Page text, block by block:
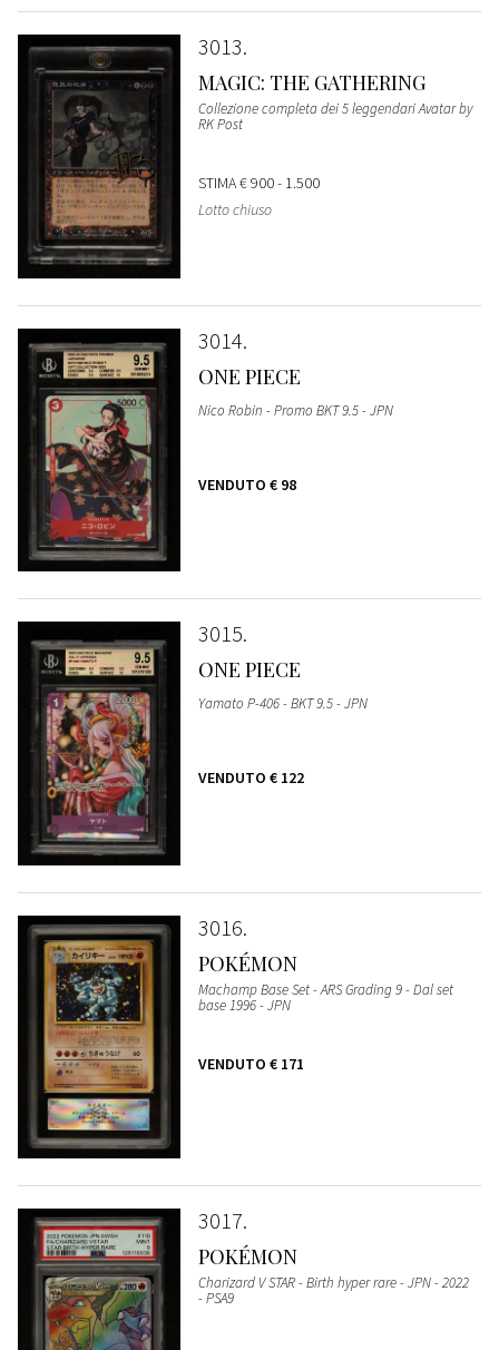
3013
MAGIC: THE GATHERING
Collezione completa dei 5 leggendari Avatar by
RK Post
STIMA€ 900 - 1.500
Lotto chiuso
3014
ONE PIECE
Nico Robin - Promo BKT 9.5 - JPN
VENDUTO € 98
3015
ONE PIECE
Yamato P-406 - BKT 9.5 - JPN
VENDUTO € 122
3016
POKÉMON
Machamp Base Set - ARS Grading 9 - Dal set
base 1996 - JPN
VENDUTO € 171
3017
POKÉMON
Charizard V STAR - Birth hyper rare - JPN - 2022
- PSA9